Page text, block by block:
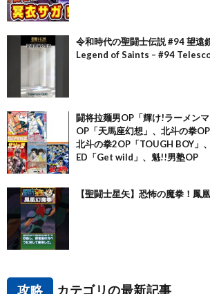
令和時代の聖闘士伝説 #94 望遠
Legend of Saints – #94
闘将拉麺男OP「輝け!ラーメン
OP「天馬座幻想」、北斗の拳
北斗の拳2OP「TOUGH BOY」
ED「Get wild」、魁!!男塾OP
【聖闘士星矢】恐怖の魔拳！鳳
攻略 カテゴリの最新記事